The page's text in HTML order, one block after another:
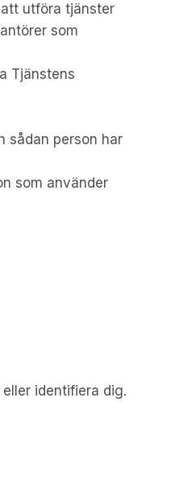
utföra tjänster
som
Tjänstens
sådan person har
som använder
identifiera dig.